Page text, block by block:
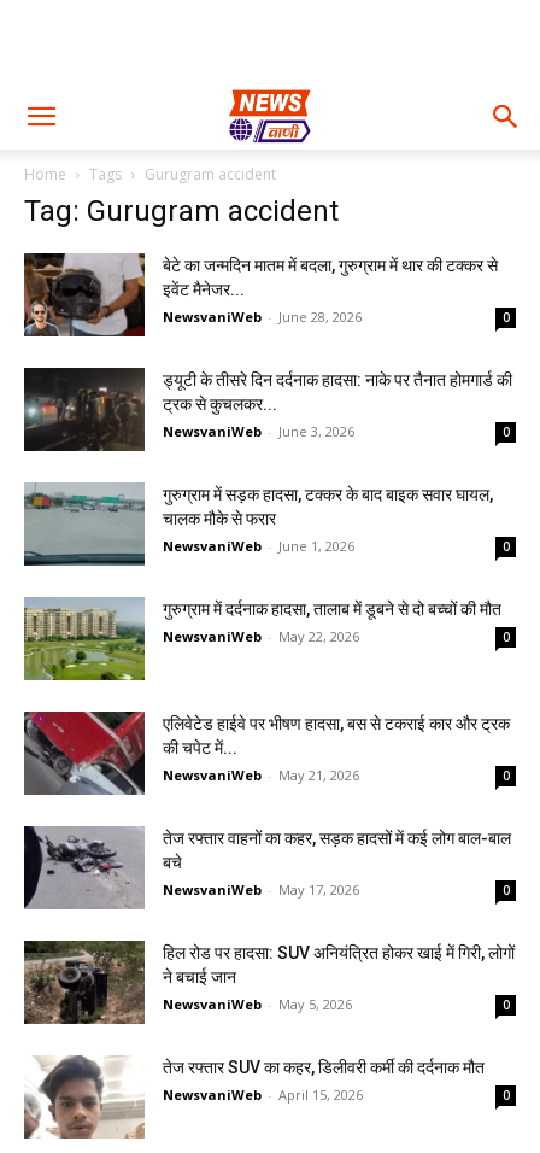
Home Tags Gurugram accident
Tag: Gurugram accident
बेटे का जन्मदिन मातम में बदला, गुरुग्राम में थार की टक्कर से
इवेंट मैनेजर...
NewsvaniWeb - June 28, 2026 0
ड्यूटी के तीसरे दिन दर्दनाक हादसा: नाके पर तैनात होमगार्ड की
ट्रक से कुचलकर...
NewsvaniWeb - June 3, 2026 0
गुरुग्राम में सड़क हादसा, टक्कर के बाद बाइक सवार घायल,
चालक मौके से फरार
NewsvaniWeb - June 1, 2026 0
गुरुग्राम में दर्दनाक हादसा, तालाब में डूबने से दो बच्चों की मौत
NewsvaniWeb - May 22, 2026 0
एलिवेटेड हाईवे पर भीषण हादसा, बस से टकराई कार और ट्रक
की चपेट में...
NewsvaniWeb - May 21, 2026 0
तेज रफ्तार वाहनों का कहर, सड़क हादसों में कई लोग बाल-बाल
बचे
NewsvaniWeb - May 17, 2026 0
हिल रोड पर हादसा: SUV अनियंत्रित होकर खाई में गिरी, लोगों
ने बचाई जान
NewsvaniWeb - May 5, 2026 0
तेज रफ्तार SUV का कहर, डिलीवरी कर्मी की दर्दनाक मौत
NewsvaniWeb - April 15, 2026 0